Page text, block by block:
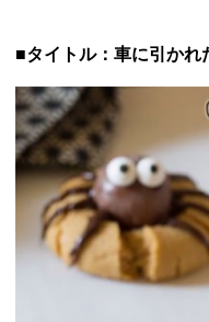
■タイトル：車に引かれ